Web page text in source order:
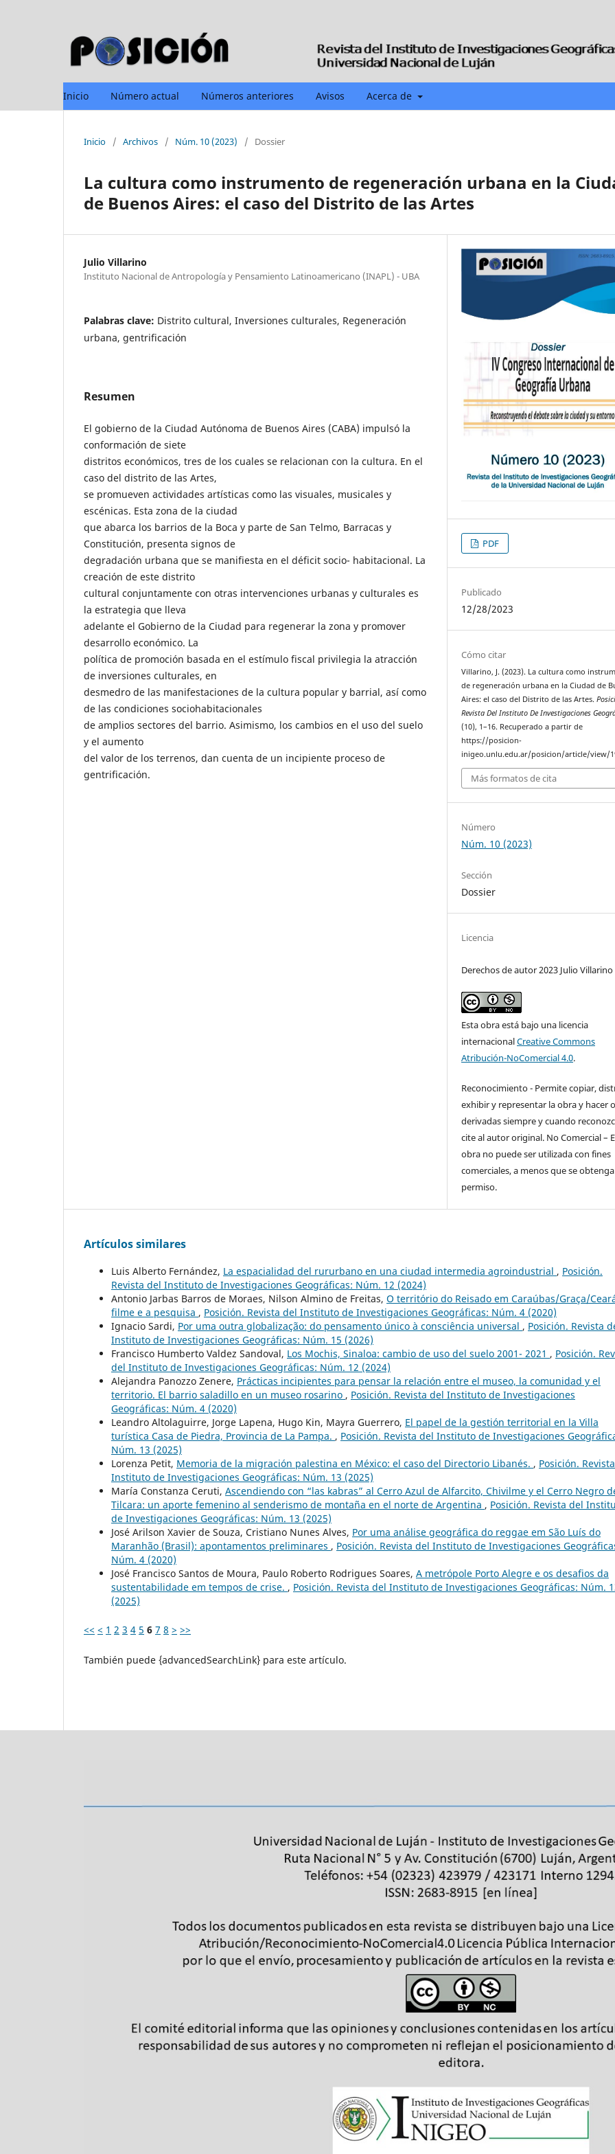
Inicio Número actual Números anteriores Avisos Acerca de
Inicio / Archivos / Núm. 10 (2023) / Dossier
La cultura como instrumento de regeneración urbana en la
de Buenos Aires: el caso del Distrito de las Artes
Julio Villarino
Instituto Nacional de Antropología y Pensamiento Latinoamericano (INAPL) - UBA
Palabras clave: Distrito cultural, Inversiones culturales, Regeneración
urbana, gentrificación
Resumen
El gobierno de la Ciudad Autónoma de Buenos Aires (CABA) impulsó la
conformación de siete
distritos económicos, tres de los cuales se relacionan con la cultura. En el
caso del distrito de las Artes,
se promueven actividades artísticas como las visuales, musicales y
escénicas. Esta zona de la ciudad
que abarca los barrios de la Boca y parte de San Telmo, Barracas y
Constitución, presenta signos de
degradación urbana que se manifiesta en el déficit socio- habitacional. La
creación de este distrito
cultural conjuntamente con otras intervenciones urbanas y culturales es
la estrategia que lleva
adelante el Gobierno de la Ciudad para regenerar la zona y promover
desarrollo económico. La
política de promoción basada en el estímulo fiscal privilegia la atracción
de inversiones culturales, en
desmedro de las manifestaciones de la cultura popular y barrial, así como
de las condiciones sociohabitacionales
de amplios sectores del barrio. Asimismo, los cambios en el uso del suelo
y el aumento
del valor de los terrenos, dan cuenta de un incipiente proceso de
gentrificación.
PDF
Publicado
12/28/2023
Cómo citar
Villarino, J. (2023). La cultura como
de regeneración urbana en la Ciudad de
Aires: el caso del Distrito de las Artes.
Revista Del Instituto De Investigaciones
(10), 1–16. Recuperado a partir de
https://posicion-
inigeo.unlu.edu.ar/posicion/article/view/
Más formatos de cita
Número
Núm. 10 (2023)
Sección
Dossier
Licencia
Derechos de autor 2023 Julio Villarino
Esta obra está bajo una licencia
internacionalCreative Commons
Atribución-NoComercial 4.0.
Reconocimiento - Permite copiar,
exhibir y representar la obra y hacer
derivadas siempre y cuando
cite al autor original. No Comercial –
obra no puede ser utilizada con fines
comerciales, a menos que se
permiso.
Artículos similares
Luis Alberto Fernández, La espacialidad del rururbano en una ciudad intermedia agroindustrial , Posición.
Revista del Instituto de Investigaciones Geográficas: Núm. 12 (2024)
Antonio Jarbas Barros de Moraes, Nilson Almino de Freitas, O território do Reisado em Caraúbas/Graça/
filme e a pesquisa , Posición. Revista del Instituto de Investigaciones Geográficas: Núm. 4 (2020)
Ignacio Sardi, Por uma outra globalização: do pensamento único à consciência universal , Posición. Revista
Instituto de Investigaciones Geográficas: Núm. 15 (2026)
Francisco Humberto Valdez Sandoval, Los Mochis, Sinaloa: cambio de uso del suelo 2001- 2021 , Posición.
del Instituto de Investigaciones Geográficas: Núm. 12 (2024)
Alejandra Panozzo Zenere, Prácticas incipientes para pensar la relación entre el museo, la comunidad y el
territorio. El barrio saladillo en un museo rosarino , Posición. Revista del Instituto de Investigaciones
Geográficas: Núm. 4 (2020)
Leandro Altolaguirre, Jorge Lapena, Hugo Kin, Mayra Guerrero, El papel de la gestión territorial en la Villa
turística Casa de Piedra, Provincia de La Pampa. , Posición. Revista del Instituto de Investigaciones
Núm. 13 (2025)
Lorenza Petit, Memoria de la migración palestina en México: el caso del Directorio Libanés. , Posición.
Instituto de Investigaciones Geográficas: Núm. 13 (2025)
María Constanza Ceruti, Ascendiendo con “las kabras” al Cerro Azul de Alfarcito, Chivilme y el Cerro Negro
Tilcara: un aporte femenino al senderismo de montaña en el norte de Argentina , Posición. Revista del
de Investigaciones Geográficas: Núm. 13 (2025)
José Arilson Xavier de Souza, Cristiano Nunes Alves, Por uma análise geográfica do reggae em São Luís do
Maranhão (Brasil): apontamentos preliminares , Posición. Revista del Instituto de Investigaciones
Núm. 4 (2020)
José Francisco Santos de Moura, Paulo Roberto Rodrigues Soares, A metrópole Porto Alegre e os desafios da
sustentabilidade em tempos de crise. , Posición. Revista del Instituto de Investigaciones Geográficas: Núm.
(2025)
<< < 1 2 3 4 5 6 7 8 > >>
También puede {advancedSearchLink} para este artículo.